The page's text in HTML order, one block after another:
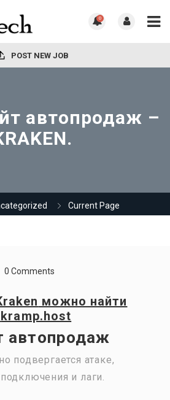
0
POST NEW JOB
автопродаж –
Current Page
0 Comments
можно найти
kramp.host
автопродаж
подвергается атаке,
и лаги.